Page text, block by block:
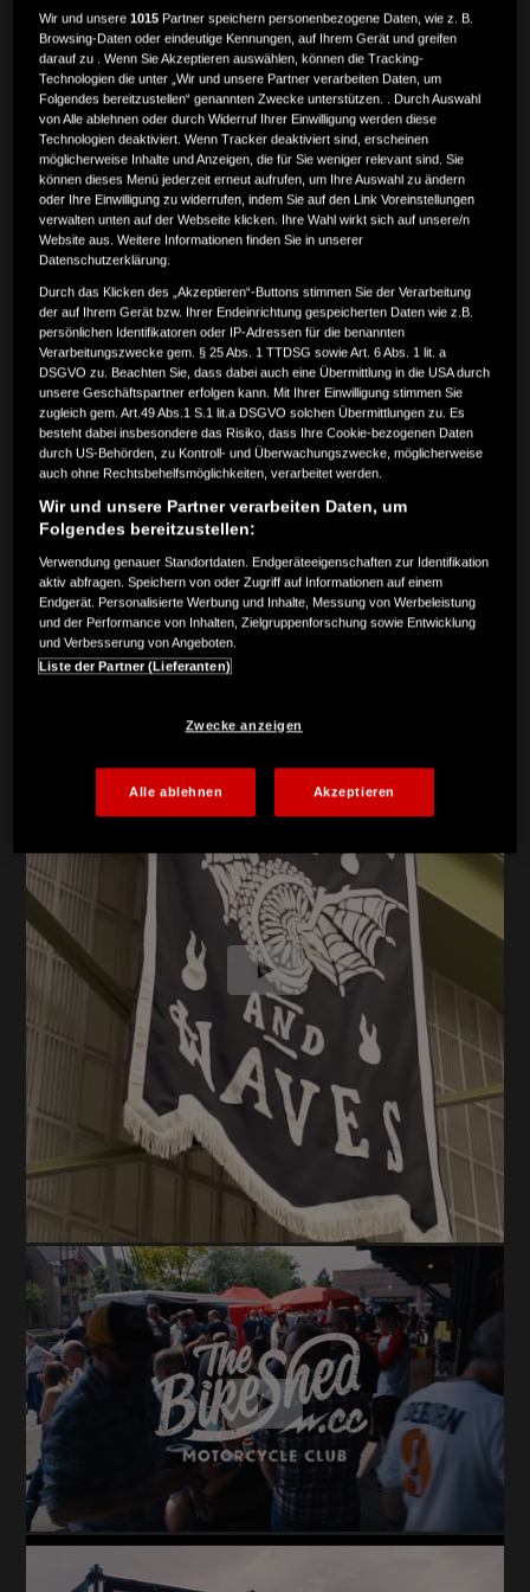
Wir und unsere1015 Partner speichern personenbezogene Daten, wie z. B.
Browsing-Daten oder eindeutige Kennungen, auf Ihrem Gerät und greifen
darauf zu . Wenn Sie Akzeptieren auswählen, können die Tracking-
Technologien die unter „Wir und unsere Partner verarbeiten Daten, um
Folgendes bereitzustellen“ genannten Zwecke unterstützen. . Durch Auswahl
von Alle ablehnen oder durch Widerruf Ihrer Einwilligung werden diese
Technologien deaktiviert. Wenn Tracker deaktiviert sind, erscheinen
möglicherweise Inhalte und Anzeigen, die für Sie weniger relevant sind. Sie
können dieses Menü jederzeit erneut aufrufen, um Ihre Auswahl zu ändern
oder Ihre Einwilligung zu widerrufen, indem Sie auf den Link Voreinstellungen
verwalten unten auf der Webseite klicken. Ihre Wahl wirkt sich auf unsere/n
Website aus. Weitere Informationen finden Sie in unserer
Datenschutzerklärung.
Durch das Klicken des „Akzeptieren“-Buttons stimmen Sie der Verarbeitung
der auf Ihrem Gerät bzw. Ihrer Endeinrichtung gespeicherten Daten wie z.B.
persönlichen Identifikatoren oder IP-Adressen für die benannten
Verarbeitungszwecke gem. § 25 Abs. 1 TTDSG sowie Art. 6 Abs. 1 lit. a
DSGVO zu. Beachten Sie, dass dabei auch eine Übermittlung in die USA durch
unsere Geschäftspartner erfolgen kann. Mit Ihrer Einwilligung stimmen Sie
zugleich gem. Art.49 Abs.1 S.1 lit.a DSGVO solchen Übermittlungen zu. Es
besteht dabei insbesondere das Risiko, dass Ihre Cookie-bezogenen Daten
durch US-Behörden, zu Kontroll- und Überwachungszwecke, möglicherweise
auch ohne Rechtsbehelfsmöglichkeiten, verarbeitet werden.
Wir und unsere Partner verarbeiten Daten, um
Folgendes bereitzustellen:
Verwendung genauer Standortdaten. Endgeräteeigenschaften zur Identifikation
aktiv abfragen. Speichern von oder Zugriff auf Informationen auf einem
Endgerät. Personalisierte Werbung und Inhalte, Messung von Werbeleistung
und der Performance von Inhalten, Zielgruppenforschung sowie Entwicklung
und Verbesserung von Angeboten.
Liste der Partner (Lieferanten)
Zwecke anzeigen
Alle ablehnen Akzeptieren